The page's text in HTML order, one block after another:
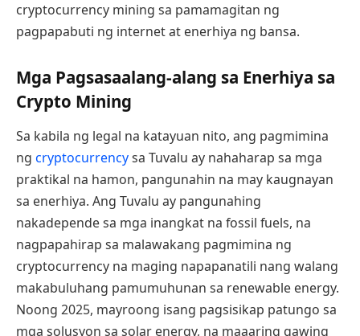
cryptocurrency mining sa pamamagitan ng
pagpapabuti ng internet at enerhiya ng bansa.
Mga Pagsasaalang-alang sa Enerhiya sa
Crypto Mining
Sa kabila ng legal na katayuan nito, ang pagmimina
ng cryptocurrencysa Tuvalu ay nahaharap sa mga
praktikal na hamon, pangunahin na may kaugnayan
sa enerhiya. Ang Tuvalu ay pangunahing
nakadepende sa mga inangkat na fossil fuels, na
nagpapahirap sa malawakang pagmimina ng
cryptocurrency na maging napapanatili nang walang
makabuluhang pamumuhunan sa renewable energy.
Noong 2025, mayroong isang pagsisikap patungo sa
mga solusyon sa solar energy, na maaaring gawing